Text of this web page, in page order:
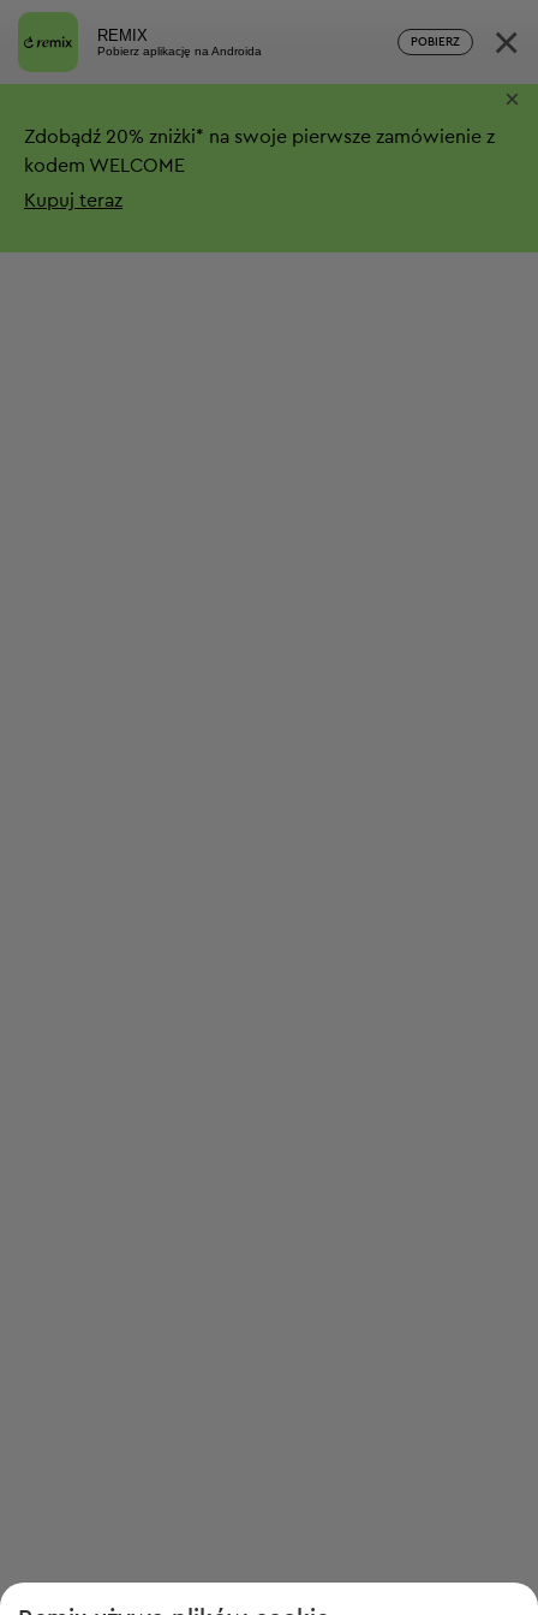
REMIX
Pobierz aplikację na Androida
POBIERZ ×
Zdobądź 20% zniżki* na swoje pierwsze zamówienie z
kodem WELCOME
Kupuj teraz
×